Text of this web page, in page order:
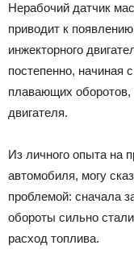
Нерабочий датчик
приводит к
инжекторного
постепенно, начиная
плавающих оборотов,
двигателя.
Из личного опыта на
автомобиля, могу
проблемой: сначала
обороты сильно
расход топлива.